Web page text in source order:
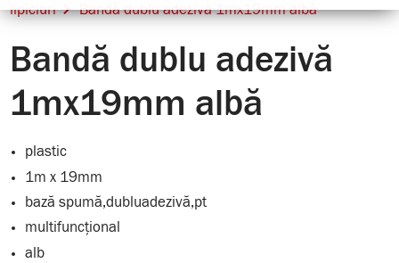
lipiciuri
Bandă dublu adezivă 1mx19mm albă
Bandă dublu adezivă
1mx19mm albă
plastic
1m x 19mm
bază spumă,dubluadezivă,pt
multifuncțional
alb